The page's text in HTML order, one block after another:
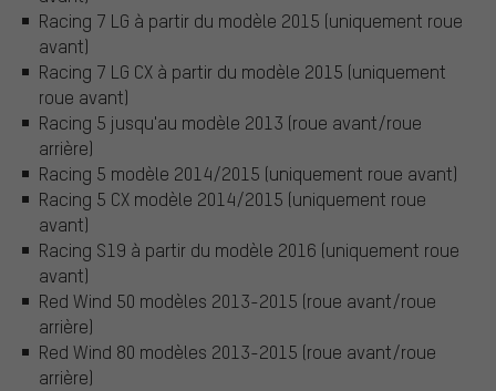
Racing 7 LG à partir du modèle 2015 (uniquement roue
avant)
Racing 7 LG CX à partir du modèle 2015 (uniquement
roue avant)
Racing 5 jusqu'au modèle 2013 (roue avant/roue
arrière)
Racing 5 modèle 2014/2015 (uniquement roue avant)
Racing 5 CX modèle 2014/2015 (uniquement roue
avant)
Racing S19 à partir du modèle 2016 (uniquement roue
avant)
Red Wind 50 modèles 2013-2015 (roue avant/roue
arrière)
Red Wind 80 modèles 2013-2015 (roue avant/roue
arrière)